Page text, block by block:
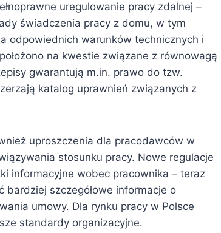
uregulowanie pracy zdalnej –
świadczenia pracy z domu, w tym
odpowiednich warunków technicznych i
na kwestie związane z równowagą
gwarantują m.in. prawo do tzw.
katalog uprawnień związanych z
uproszczenia dla pracodawców w
stosunku pracy. Nowe regulacje
informacyjne wobec pracownika – teraz
szczegółowe informacje o
umowy. Dla rynku pracy w Polsce
standardy organizacyjne.